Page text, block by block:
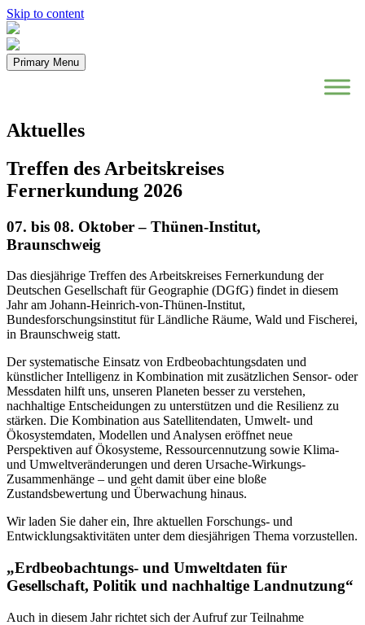
Skip to content
Primary Menu
Aktuelles
Treffen des Arbeitskreises
Fernerkundung 2026
07. bis 08. Oktober – Thünen-Institut,
Braunschweig
Das diesjährige Treffen des Arbeitskreises Fernerkundung der
Deutschen Gesellschaft für Geographie (DGfG) findet in diesem
Jahr am Johann-Heinrich-von-Thünen-Institut,
Bundesforschungsinstitut für Ländliche Räume, Wald und Fischerei,
in Braunschweig statt.
Der systematische Einsatz von Erdbeobachtungsdaten und
künstlicher Intelligenz in Kombination mit zusätzlichen Sensor- oder
Messdaten hilft uns, unseren Planeten besser zu verstehen,
nachhaltige Entscheidungen zu unterstützen und die Resilienz zu
stärken. Die Kombination aus Satellitendaten, Umwelt- und
Ökosystemdaten, Modellen und Analysen eröffnet neue
Perspektiven auf Ökosysteme, Ressourcennutzung sowie Klima-
und Umweltveränderungen und deren Ursache-Wirkungs-
Zusammenhänge – und geht damit über eine bloße
Zustandsbewertung und Überwachung hinaus.
Wir laden Sie daher ein, Ihre aktuellen Forschungs- und
Entwicklungsaktivitäten unter dem diesjährigen Thema vorzustellen.
„Erdbeobachtungs- und Umweltdaten für
Gesellschaft, Politik und nachhaltige Landnutzung“
Auch in diesem Jahr richtet sich der Aufruf zur Teilnahme